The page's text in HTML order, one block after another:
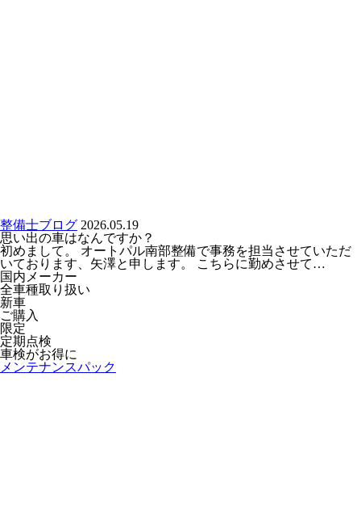
整備士ブログ 2026.05.19
思い出の車はなんですか？
初めまして。 オートパル南部整備で事務を担当させていただ
いております、矢澤と申します。 こちらに勤めさせて…
国内メーカー
全車種取り扱い
新車
ご購入
限定
定期点検
車検がお得に
メンテナンスパック